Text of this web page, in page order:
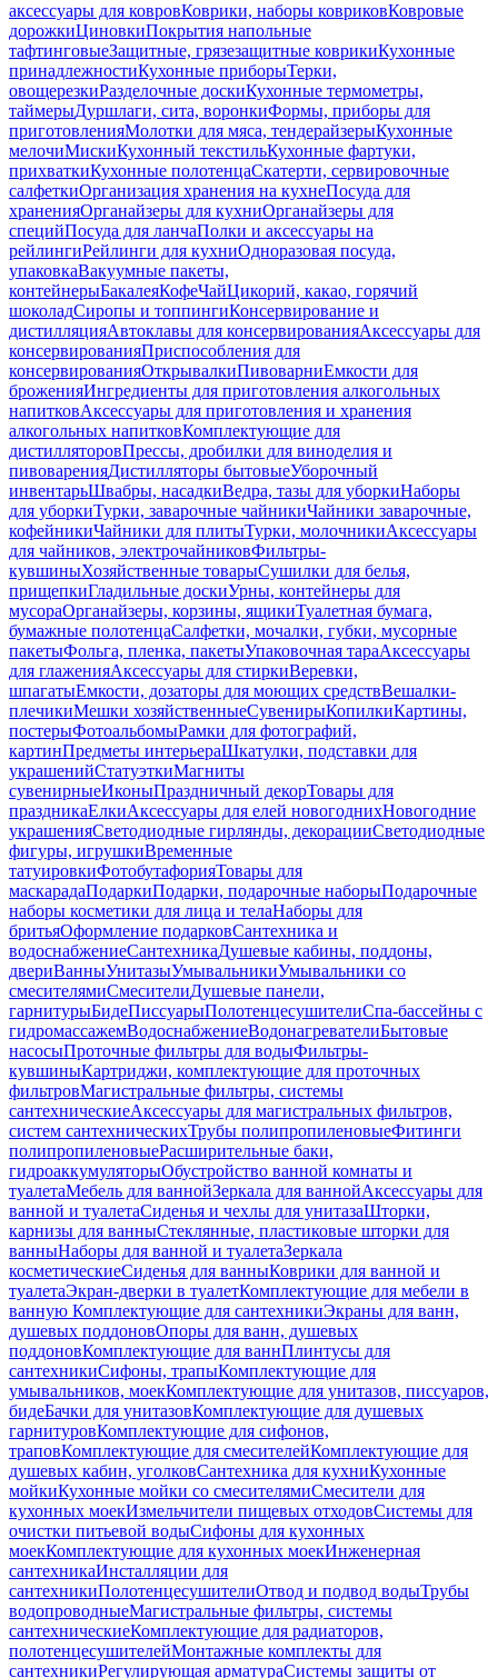
аксессуары для ковровКоврики, наборы ковриковКовровые
дорожкиЦиновкиПокрытия напольные
тафтинговыеЗащитные, грязезащитные коврикиКухонные
принадлежностиКухонные приборыТерки,
овощерезкиРазделочные доскиКухонные термометры,
таймерыДуршлаги, сита, воронкиФормы, приборы для
приготовленияМолотки для мяса, тендерайзерыКухонные
мелочиМискиКухонный текстильКухонные фартуки,
прихваткиКухонные полотенцаСкатерти, сервировочные
салфеткиОрганизация хранения на кухнеПосуда для
храненияОрганайзеры для кухниОрганайзеры для
специйПосуда для ланчаПолки и аксессуары на
рейлингиРейлинги для кухниОдноразовая посуда,
упаковкаВакуумные пакеты,
контейнерыБакалеяКофеЧайЦикорий, какао, горячий
шоколадСиропы и топпингиКонсервирование и
дистилляцияАвтоклавы для консервированияАксессуары для
консервированияПриспособления для
консервированияОткрывалкиПивоварниЕмкости для
броженияИнгредиенты для приготовления алкогольных
напитковАксессуары для приготовления и хранения
алкогольных напитковКомплектующие для
дистилляторовПрессы, дробилки для виноделия и
пивоваренияДистилляторы бытовыеУборочный
инвентарьШвабры, насадкиВедра, тазы для уборкиНаборы
для уборкиТурки, заварочные чайникиЧайники заварочные,
кофейникиЧайники для плитыТурки, молочникиАксессуары
для чайников, электрочайниковФильтры-
кувшиныХозяйственные товарыСушилки для белья,
прищепкиГладильные доскиУрны, контейнеры для
мусораОрганайзеры, корзины, ящикиТуалетная бумага,
бумажные полотенцаСалфетки, мочалки, губки, мусорные
пакетыФольга, пленка, пакетыУпаковочная тараАксессуары
для глаженияАксессуары для стиркиВеревки,
шпагатыЕмкости, дозаторы для моющих средствВешалки-
плечикиМешки хозяйственныеСувенирыКопилкиКартины,
постерыФотоальбомыРамки для фотографий,
картинПредметы интерьераШкатулки, подставки для
украшенийСтатуэткиМагниты
сувенирныеИконыПраздничный декорТовары для
праздникаЕлкиАксессуары для елей новогоднихНовогодние
украшенияСветодиодные гирлянды, декорацииСветодиодные
фигуры, игрушкиВременные
татуировкиФотобутафорияТовары для
маскарадаПодаркиПодарки, подарочные наборыПодарочные
наборы косметики для лица и телаНаборы для
бритьяОформление подарковСантехника и
водоснабжениеСантехникаДушевые кабины, поддоны,
двериВанныУнитазыУмывальникиУмывальники со
смесителямиСмесителиДушевые панели,
гарнитурыБидеПиссуарыПолотенцесушителиСпа-бассейны с
гидромассажемВодоснабжениеВодонагревателиБытовые
насосыПроточные фильтры для водыФильтры-
кувшиныКартриджи, комплектующие для проточных
фильтровМагистральные фильтры, системы
сантехническиеАксессуары для магистральных фильтров,
систем сантехническихТрубы полипропиленовыеФитинги
полипропиленовыеРасширительные баки,
гидроаккумуляторыОбустройство ванной комнаты и
туалетаМебель для ваннойЗеркала для ваннойАксессуары для
ванной и туалетаСиденья и чехлы для унитазаШторки,
карнизы для ванныСтеклянные, пластиковые шторки для
ванныНаборы для ванной и туалетаЗеркала
косметическиеСиденья для ванныКоврики для ванной и
туалетаЭкран-дверки в туалетКомплектующие для мебели в
ванную Комплектующие для сантехникиЭкраны для ванн,
душевых поддоновОпоры для ванн, душевых
поддоновКомплектующие для ваннПлинтусы для
сантехникиСифоны, трапыКомплектующие для
умывальников, моекКомплектующие для унитазов, писсуаров,
бидеБачки для унитазовКомплектующие для душевых
гарнитуровКомплектующие для сифонов,
траповКомплектующие для смесителейКомплектующие для
душевых кабин, уголковСантехника для кухниКухонные
мойкиКухонные мойки со смесителямиСмесители для
кухонных моекИзмельчители пищевых отходовСистемы для
очистки питьевой водыСифоны для кухонных
моекКомплектующие для кухонных моекИнженерная
сантехникаИнсталляции для
сантехникиПолотенцесушителиОтвод и подвод водыТрубы
водопроводныеМагистральные фильтры, системы
сантехническиеКомплектующие для радиаторов,
полотенцесушителейМонтажные комплекты для
сантехникиРегулирующая арматураСистемы защиты от